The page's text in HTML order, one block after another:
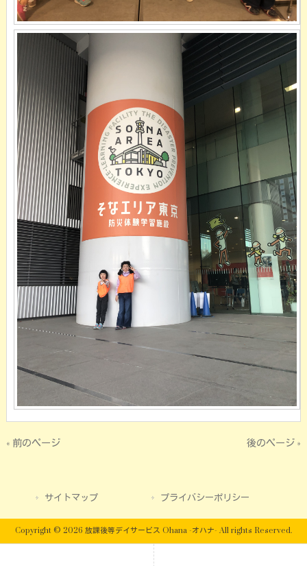
« 前のページ 後のページ »
サイトマップ プライバシーポリシー
Copyright © 2026 放課後等デイサービス Ohana -オハナ- All rights Reserved.